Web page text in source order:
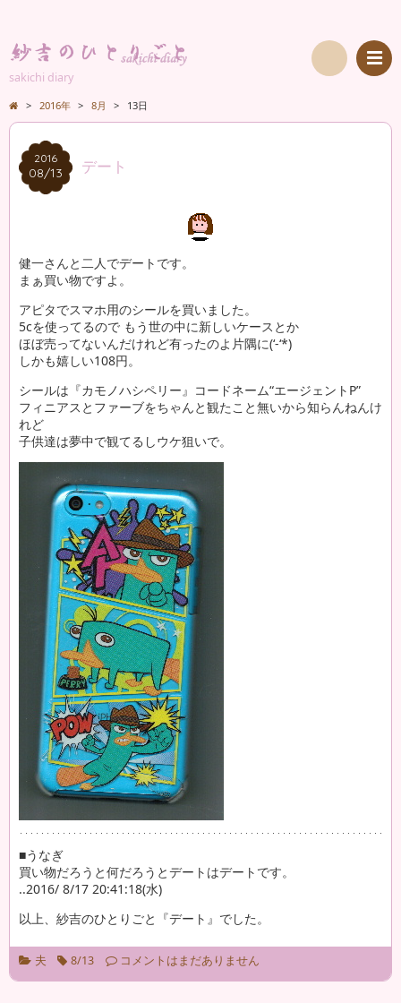
sakichi diary
索
> 2016年 > 8月 > 13日
2016
08/13
2016
08/13 デート
健一さんと二人でデートです。
まぁ買い物ですよ。
アピタでスマホ用のシールを買いました。
5cを使ってるので もう世の中に新しいケースとか
ほぼ売ってないんだけれど有ったのよ片隅に(‘-‘*)
しかも嬉しい108円。
シールは『カモノハシペリー』コードネーム“エージェントP”
フィニアスとファーブをちゃんと観たこと無いから知らんねんけ
れど
子供達は夢中で観てるしウケ狙いで。
■うなぎ
買い物だろうと何だろうとデートはデートです。
..2016/ 8/17 20:41:18(水)
以上、紗吉のひとりごと『デート』でした。
夫 8/13 コメントはまだありません